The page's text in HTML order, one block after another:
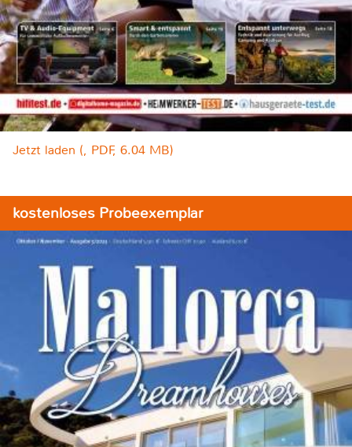
Jetzt laden (, PDF, 6.04 MB)
kostenloses Probeexemplar